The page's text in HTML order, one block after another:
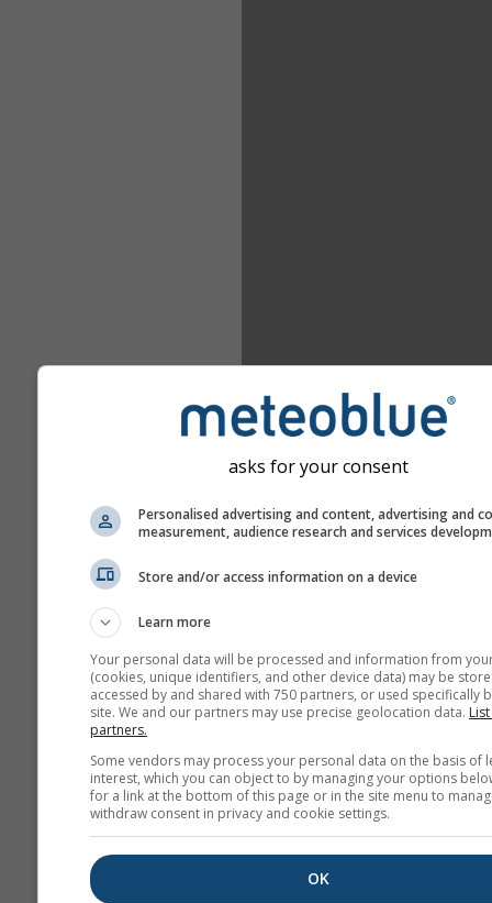
asks for your consent
Personalised advertising and content, advertising and
measurement, audience research and services
Store and/or access information on a device
Learn more
Your personal data will be processed and information from
(cookies, unique identifiers, and other device data) may be
accessed by and shared with 750 partners, or used specifically
site. We and our partners may use precise geolocation data.
partners.
Some vendors may process your personal data on the basis of
interest, which you can object to by managing your options
for a link at the bottom of this page or in the site menu to
withdraw consent in privacy and cookie settings.
OK